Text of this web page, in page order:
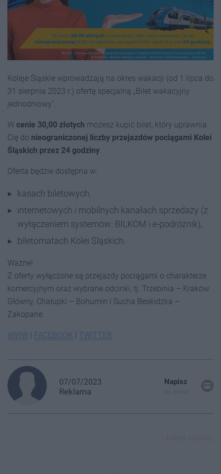
Koleje Śląskie wprowadzają na okres wakacji (od 1 lipca do
31 sierpnia 2023 r.) ofertę specjalną „Bilet wakacyjny
jednodniowy”.
W cenie 30,00 złotych możesz kupić bilet, który uprawnia
Cię do nieograniczonej liczby przejazdów pociągami Kolei
Śląskich przez 24 godziny.
Oferta będzie dostępna w:
kasach biletowych,
internetowych i mobilnych kanałach sprzedaży (z
wyłączeniem systemów: BILKOM i e-podróżnik),
biletomatach Kolei Śląskich.
Ważne!
Z oferty wyłączone są przejazdy pociągami o charakterze
komercyjnym oraz wybrane odcinki, tj. Trzebinia – Kraków
Główny, Chałupki – Bohumin i Sucha Beskidzka –
Zakopane.
WWW FACEBOOK TWITTER
07/07/2023
Reklama
Napisz